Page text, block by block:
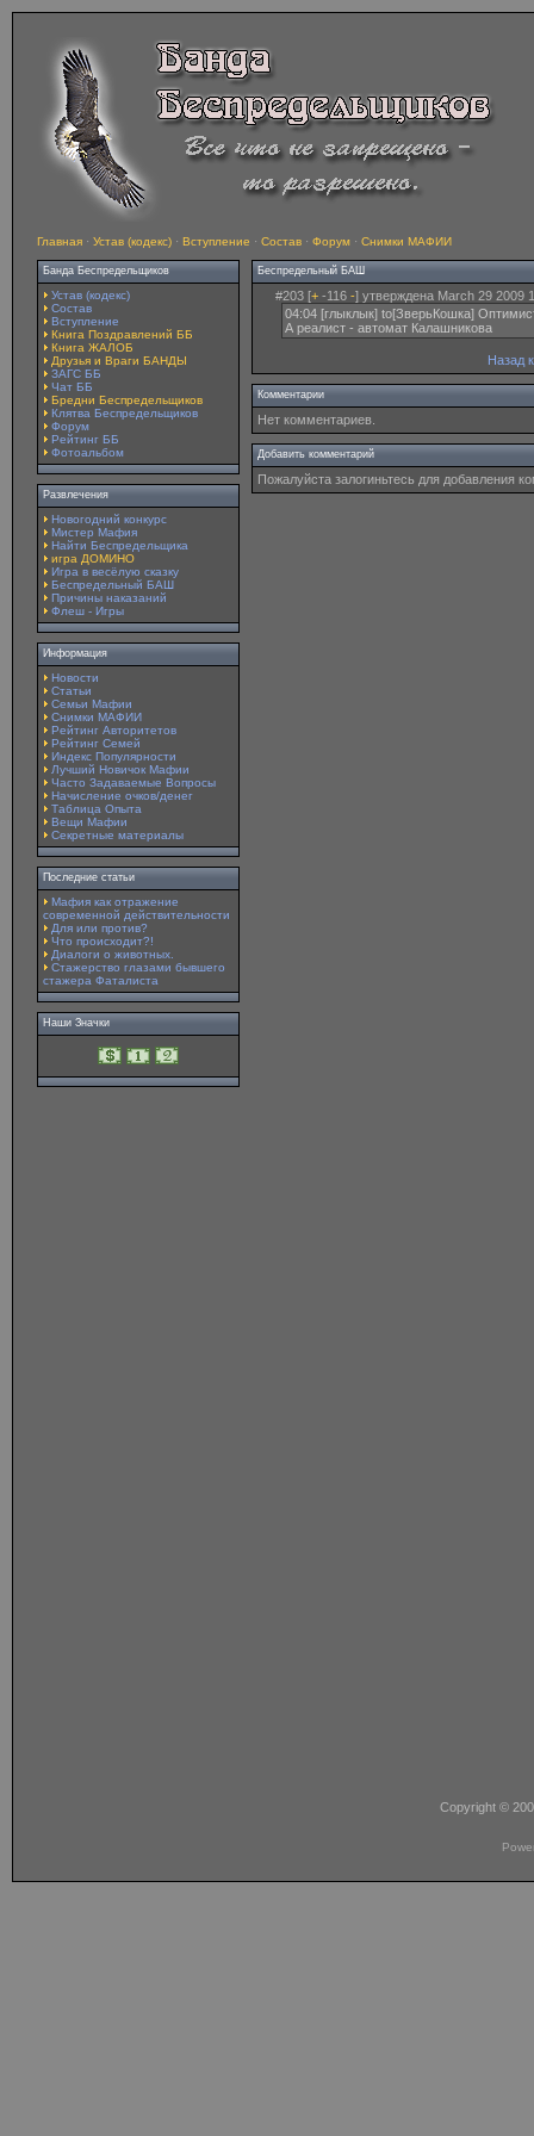
Главная · Устав (кодекс) · Вступление · Состав · Форум · Снимки МАФИИ
Банда Беспредельщиков
Устав (кодекс)
Состав
Вступление
Книга Поздравлений ББ
Книга ЖАЛОБ
Друзья и Враги БАНДЫ
ЗАГС ББ
Чат ББ
Бредни Беспредельщиков
Клятва Беспредельщиков
Форум
Рейтинг ББ
Фотоальбом
Развлечения
Новогодний конкурс
Мистер Мафия
Найти Беспредельщика
игра ДОМИНО
Игра в весёлую сказку
Беспредельный БАШ
Причины наказаний
Флеш - Игры
Информация
Новости
Статьи
Семьи Мафии
Снимки МАФИИ
Рейтинг Авторитетов
Рейтинг Семей
Индекс Популярности
Лучший Новичок Мафии
Часто Задаваемые Вопросы
Начисление очков/денег
Таблица Опыта
Вещи Мафии
Секретные материалы
Последние статьи
Мафия как отражение
современной действительности
Для или против?
Что происходит?!
Диалоги о животных.
Стажерство глазами бывшего
стажера Фаталиста
Наши Значки
Беспредельный БАШ
#203 [+ -116 -] утверждена March 29 2009
04:04 [глыклык] to[ЗверьКошка]
А реалист - автомат Калашникова
Назад
Комментарии
Нет комментариев.
Добавить комментарий
Пожалуйста залогиньтесь для добавления
Copyright ©